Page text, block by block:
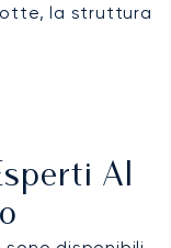
la struttura
Al